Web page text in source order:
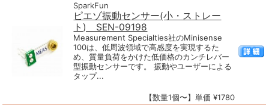
SparkFun
ピエゾ振動センサー(小・ストレー
ト) SEN-09198
Measurement Specialties社のMinisense
100は、低周波領域で高感度を実現するた
め、質量負荷をかけた低価格のカンチレバー
型振動センサーです。 振動やユーザーによる
タップ...
【数量1個〜】単価 ¥1780